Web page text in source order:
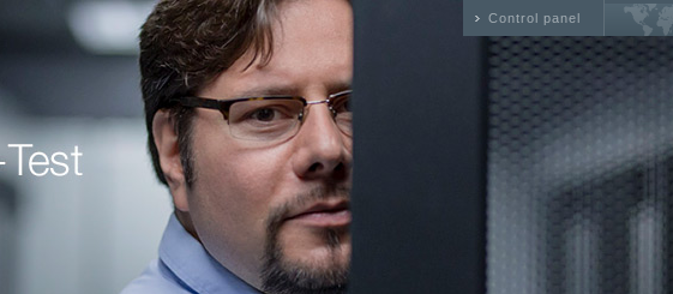
Control panel